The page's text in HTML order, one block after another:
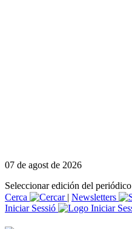
07 de agost de 2026
Seleccionar edición del periódico
Cerca
| Newsletters
Iniciar Sessió